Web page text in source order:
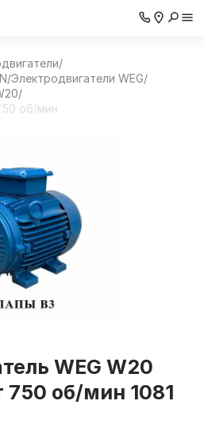
/
/Электродвигатели WEG/
/
об/мин
WEG W20
750 об/мин 1081